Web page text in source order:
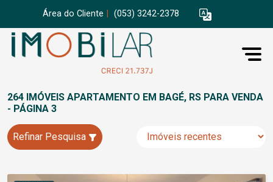
Área do Cliente (053) 3242-2378
264 IMÓVEIS APARTAMENTO EM BAGÉ, RS PARA VENDA
- PÁGINA 3
Refinar Pesquisa